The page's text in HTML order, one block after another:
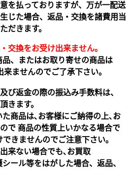
を払っておりますが、万が一配送
じた場合、返品・交換を諸費用当
だきます。
交換をお受け出来ません｡
、またはお取り寄せの商品は
ませんのでご了承下さい。
び返金の際の振込み手数料は、
きます。
商品は､お客様にご納得の上､お
で 商品の性質上いかなる場合で
きませんのでご注意下さい｡
来ない場合でも､お買取
ール等をはがした場合、返品、